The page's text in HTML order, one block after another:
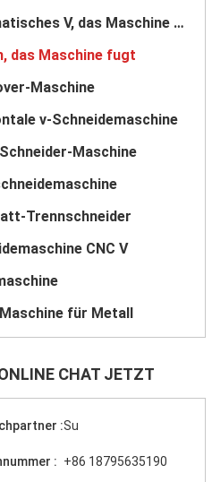
Automatisches V, das Maschine fugt
das Maschine fugt
Maschine
v-Schneidemaschine
Maschine
Trennschneider
CNC V
für Metall
CHAT JETZT
:Su
: +86 18795635190